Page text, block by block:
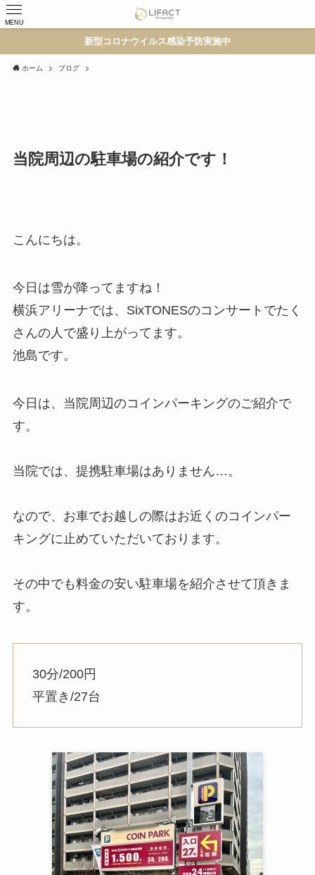
MENU
新型コロナウイルス感染予防実施中
ホーム ブログ
当院周辺の駐車場の紹介です！
こんにちは。
今日は雪が降ってますね！
横浜アリーナでは、SixTONESのコンサートでたく
さんの人で盛り上がってます。
池島です。
今日は、当院周辺のコインパーキングのご紹介で
す。
当院では、提携駐車場はありません…。
なので、お車でお越しの際はお近くのコインパー
キングに止めていただいております。
その中でも料金の安い駐車場を紹介させて頂きま
す。
30分/200円
平置き/27台